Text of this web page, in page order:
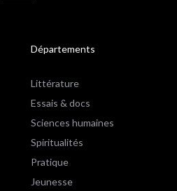
Départements
Littérature
Essais & docs
Sciences humaines
Spiritualités
Pratique
Jeunesse